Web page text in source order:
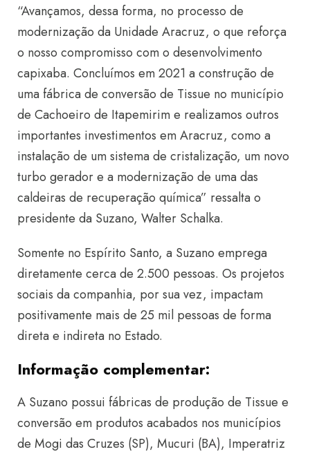
“Avançamos, dessa forma, no processo de
modernização da Unidade Aracruz, o que reforça
o nosso compromisso com o desenvolvimento
capixaba. Concluímos em 2021 a construção de
uma fábrica de conversão de Tissue no município
de Cachoeiro de Itapemirim e realizamos outros
importantes investimentos em Aracruz, como a
instalação de um sistema de cristalização, um novo
turbo gerador e a modernização de uma das
caldeiras de recuperação química” ressalta o
presidente da Suzano, Walter Schalka.
Somente no Espírito Santo, a Suzano emprega
diretamente cerca de 2.500 pessoas. Os projetos
sociais da companhia, por sua vez, impactam
positivamente mais de 25 mil pessoas de forma
direta e indireta no Estado.
Informação complementar:
A Suzano possui fábricas de produção de Tissue e
conversão em produtos acabados nos municípios
de Mogi das Cruzes (SP), Mucuri (BA), Imperatriz